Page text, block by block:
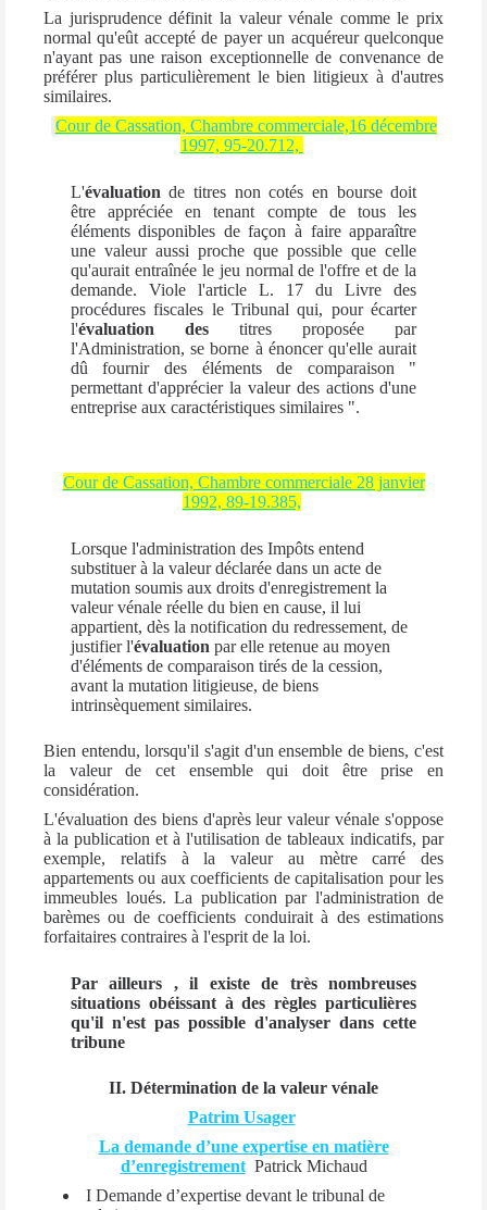
La jurisprudence définit la valeur vénale comme le prix
normal qu'eût accepté de payer un acquéreur quelconque
n'ayant pas une raison exceptionnelle de convenance de
préférer plus particulièrement le bien litigieux à d'autres
similaires.
Cour de Cassation, Chambre commerciale,16 décembre
1997, 95-20.712,
L'évaluation de titres non cotés en bourse doit
être appréciée en tenant compte de tous les
éléments disponibles de façon à faire apparaître
une valeur aussi proche que possible que celle
qu'aurait entraînée le jeu normal de l'offre et de la
demande. Viole l'article L. 17 du Livre des
procédures fiscales le Tribunal qui, pour écarter
l'évaluation destitres proposée par
l'Administration, se borne à énoncer qu'elle aurait
dû fournir des éléments de comparaison "
permettant d'apprécier la valeur des actions d'une
entreprise aux caractéristiques similaires ".
Cour de Cassation, Chambre commerciale 28 janvier
1992, 89-19.385,
Lorsque l'administration des Impôts entend
substituer à la valeur déclarée dans un acte de
mutation soumis aux droits d'enregistrement la
valeur vénale réelle du bien en cause, il lui
appartient, dès la notification du redressement, de
justifier l'évaluation par elle retenue au moyen
d'éléments de comparaison tirés de la cession,
avant la mutation litigieuse, de biens
intrinsèquement similaires.
Bien entendu, lorsqu'il s'agit d'un ensemble de biens, c'est
la valeur de cet ensemble qui doit être prise en
considération.
L'évaluation des biens d'après leur valeur vénale s'oppose
à la publication et à l'utilisation de tableaux indicatifs, par
exemple, relatifs à la valeur au mètre carré des
appartements ou aux coefficients de capitalisation pour les
immeubles loués. La publication par l'administration de
barèmes ou de coefficients conduirait à des estimations
forfaitaires contraires à l'esprit de la loi.
Par ailleurs , il existe de très nombreuses
situations obéissant à des règles particulières
qu'il n'est pas possible d'analyser dans cette
tribune
II. Détermination de la valeur vénale
Patrim Usager
La demande d’une expertise en matière
d’enregistrementPatrick Michaud
I Demande d’expertise devant le tribunal de